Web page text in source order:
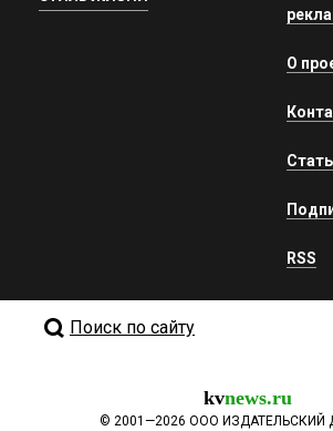
О
RSS
Поиск по сайту
kvnews.ru
© 2001—2026 ООО ИЗДАТЕЛЬСКИЙ